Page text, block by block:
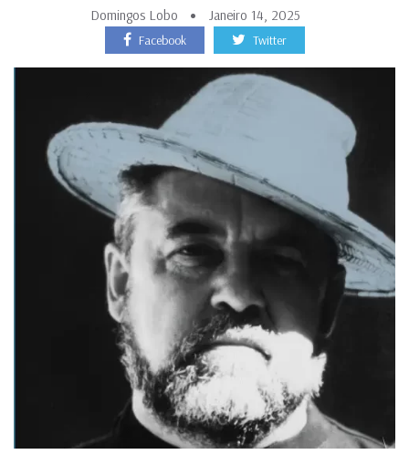
Domingos Lobo Janeiro 14, 2025
Facebook Twitter